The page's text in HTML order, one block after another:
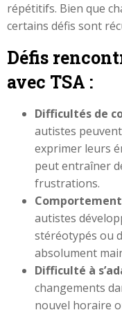
répétitifs. Bien que
certains défis sont
Défis
avec TSA :
Difficultés de
autistes
exprimer leurs
peut entraîner
frustrations.
autistes
stéréotypés ou
absolument
Difficulté à
changements
nouvel horaire